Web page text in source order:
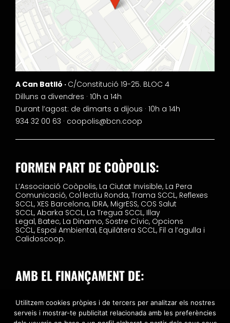
A Can Batlló · C/Constitució 19-25. BLOC 4
Dilluns a divendres · 10h a 14h
Durant l’agost: de dimarts a dijous · 10h a 14h
934 32 00 63 · coopolis@bcn.coop
FORMEN PART DE COÒPOLIS:
L’Associació Coòpolis, La Ciutat Invisible, La Pera
Comunicació, Col·lectiu Ronda, Trama SCCL, Reflexes
SCCL, XES Barcelona, IDRA, MigrESS, COS Salut
SCCL, Abarka SCCL, La Tregua SCCL, Illay
Legal, Batec, La Dinamo, Sostre Cívic, Opcions
SCCL, Espai Ambiental, Equilàtera SCCL, Fil a l’agulla i
Calidoscoop.
AMB EL FINANÇAMENT DE:
Utilitzem cookies pròpies i de tercers per analitzar els nostres
serveis i mostrar-te publicitat relacionada amb les preferències